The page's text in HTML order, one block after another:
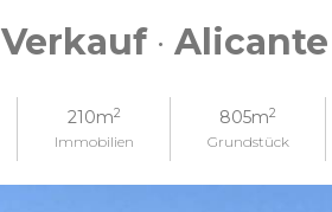
Verkauf· Alicante
210m2
Immobilien
805m2
Grundstück